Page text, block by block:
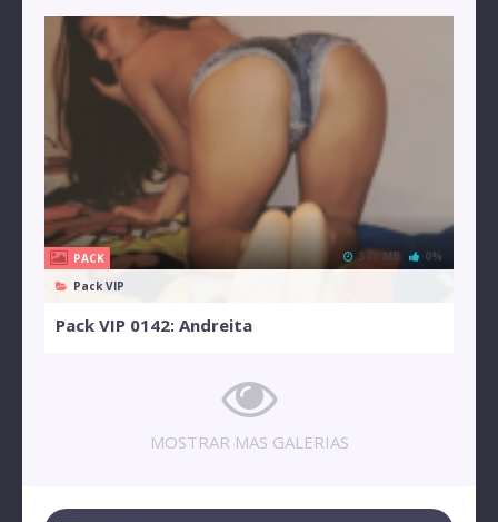
PACK
Pack VIP
373 MB 0%
Pack VIP 0142: Andreita
MOSTRAR MAS GALERIAS